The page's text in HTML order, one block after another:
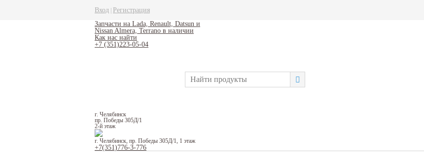
Вход Регистрация
Запчасти на Lada, Renault, Datsun и
Nissan Almera, Terrano в наличии
Как нас найти
+7 (351)223-05-04
г. Челябинск
пр. Победы 305Д/1
2-й этаж
г. Челябинск, пр. Победы 305Д/1, 1 этаж
+7(351)776-3-776